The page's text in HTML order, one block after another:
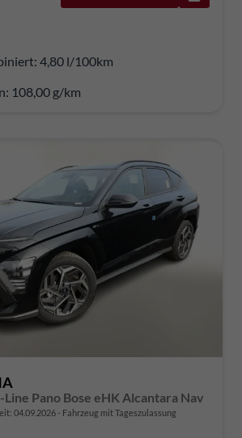
4,80 l/100km
108,00 g/km
Line Pano Bose eHK Alcantara Nav
04.09.2026 Fahrzeug mit Tageszulassung